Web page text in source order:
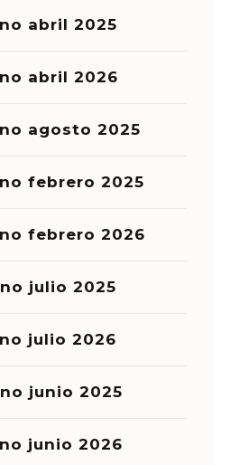
abril 2025
abril 2026
agosto 2025
febrero 2025
febrero 2026
julio 2025
julio 2026
junio 2025
junio 2026